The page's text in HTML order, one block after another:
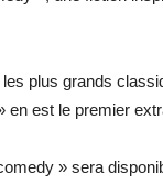
plus grands
est le premier
» sera